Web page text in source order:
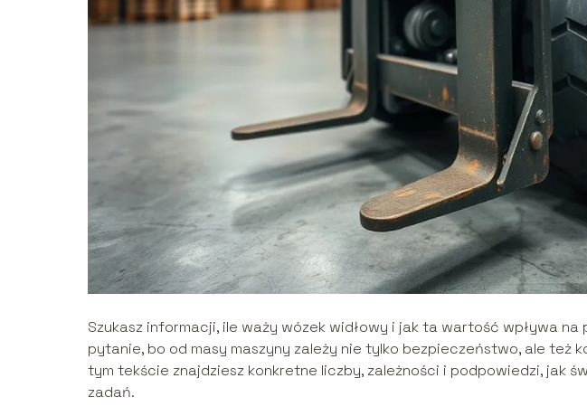
Szukasz informacji, ile waży wózek widłowy i jak ta wartość wpływa na
pytanie, bo od masy maszyny zależy nie tylko bezpieczeństwo, ale też
tym tekście znajdziesz konkretne liczby, zależności i podpowiedzi, jak
zadań.